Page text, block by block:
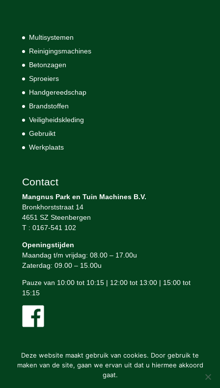
Multisystemen
Reinigingsmachines
Betonzagen
Sproeiers
Handgereedschap
Brandstoffen
Veiligheidskleding
Gebruikt
Werkplaats
Contact
Mangnus Park en Tuin Machines B.V.
Bronkhorststraat 14
4651 SZ Steenbergen
T : 0167-541 102
Openingstijden
Maandag t/m vrijdag: 08.00 – 17.00u
Zaterdag: 09.00 – 15.00u
Pauze van 10:00 tot 10:15 | 12:00 tot 13:00 | 15:00 tot
15:15
Deze website maakt gebruik van cookies. Door gebruik te
maken van de site, gaan we ervan uit dat u hiermee akkoord
gaat.